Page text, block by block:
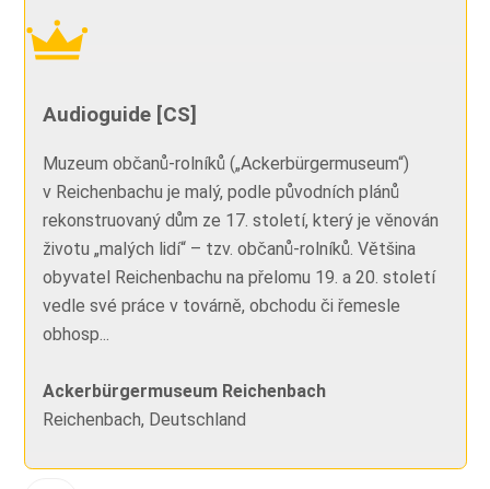
Audioguide [CS]
Muzeum občanů-rolníků („Ackerbürgermuseum“)
v Reichenbachu je malý, podle původních plánů
rekonstruovaný dům ze 17. století, který je věnován
životu „malých lidí“ – tzv. občanů-rolníků. Většina
obyvatel Reichenbachu na přelomu 19. a 20. století
vedle své práce v továrně, obchodu či řemesle
obhosp...
Ackerbürgermuseum Reichenbach
Reichenbach, Deutschland